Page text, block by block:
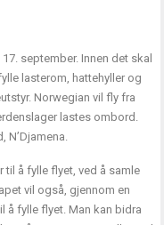
september. Innen det skal
lasterom, hattehyller og
Norwegian vil fly fra
lastes ombord.
N’Djamena.
til å fylle flyet, ved å samle
vil også, gjennom en
å fylle flyet. Man kan bidra